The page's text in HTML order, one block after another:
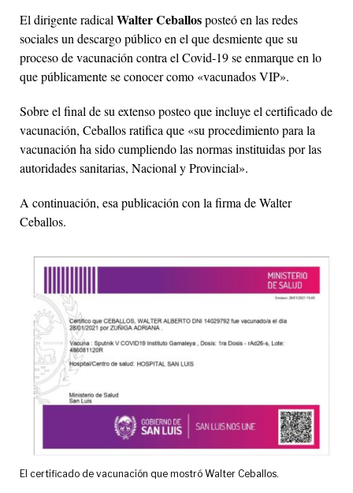
El dirigente radical Walter Ceballosposteó en las redes
sociales un descargo público en el que desmiente que su
proceso de vacunación contra el Covid-19 se enmarque en lo
que públicamente se conocer como «vacunados VIP».
Sobre el final de su extenso posteo que incluye el certificado de
vacunación, Ceballos ratifica que «su procedimiento para la
vacunación ha sido cumpliendo las normas instituidas por las
autoridades sanitarias, Nacional y Provincial».
A continuación, esa publicación con la firma de Walter
Ceballos.
El certificado de vacunación que mostró Walter Ceballos.